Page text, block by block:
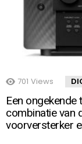
701 Views
Een
combinatie van
voorversterker